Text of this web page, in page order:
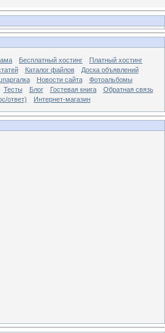
Бесплатный хостинг
Платный хостинг
Каталог файлов
Доска объявлений
Новости сайта
Фотоальбомы
Тесты Блог Гостевая книга
Обратная связь
ответ)
Интернет-магазин